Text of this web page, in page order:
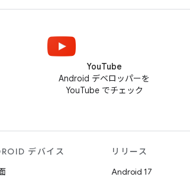
YouTube
Android デベロッパーを
YouTube でチェック
デバイス
リリース
Android 17